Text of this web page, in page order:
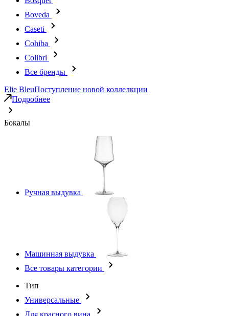
Boveda
Caseti
Cohiba
Colibri
Все бренды
Elie BleuПоступление новой коллелкции
Подробнее
Бокалы
Ручная выдувка
Машинная выдувка
Все товары категории
Тип
Универсальные
Для красного вина